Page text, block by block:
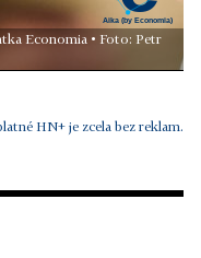
Economia • Foto: Petr
HN+ je zcela bez reklam.